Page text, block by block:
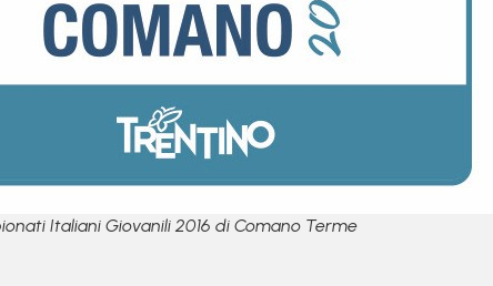
Italiani Giovanili 2016 di Comano Terme